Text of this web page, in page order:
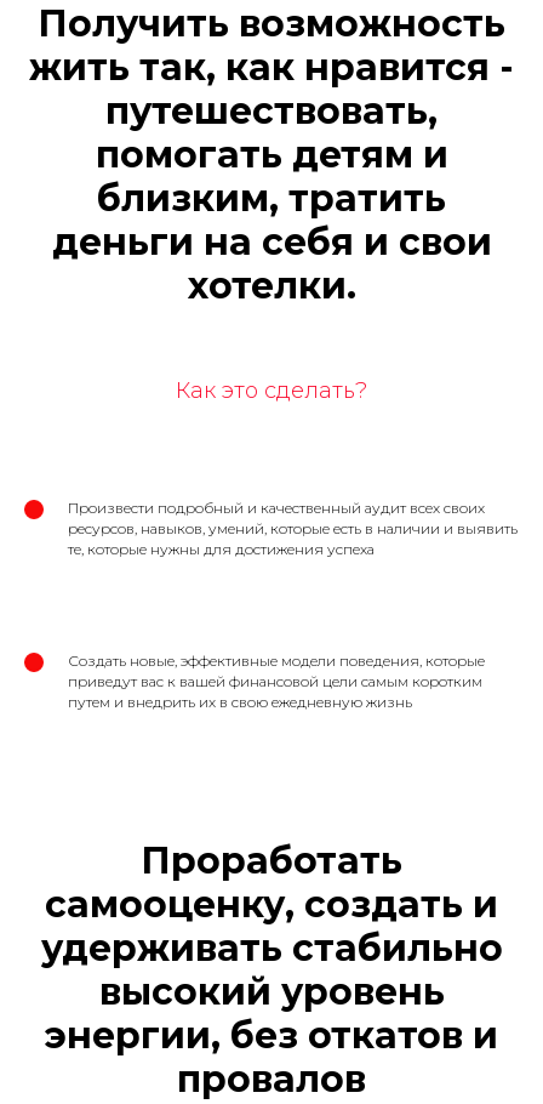
Получить возможность
жить так, как нравится -
путешествовать,
помогать детям и
близким, тратить
деньги на себя и свои
хотелки.
Как это сделать?
Произвести подробный и качественный аудит всех своих
ресурсов, навыков, умений, которые есть в наличии и выявить
те, которые нужны для достижения успеха
Создать новые, эффективные модели поведения, которые
приведут вас к вашей финансовой цели самым коротким
путем и внедрить их в свою ежедневную жизнь
Проработать
самооценку, создать и
удерживать стабильно
высокии ̆ уровень
энергии, без откатов и
провалов